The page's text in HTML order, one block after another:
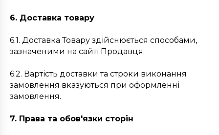
6. Доставка товару
6.1. Доставка Товару здійснюється способами,
зазначеними на сайті Продавця.
6.2. Вартість доставки та строки виконання
замовлення вказуються при оформленні
замовлення.
7. Права та обов'язки сторін